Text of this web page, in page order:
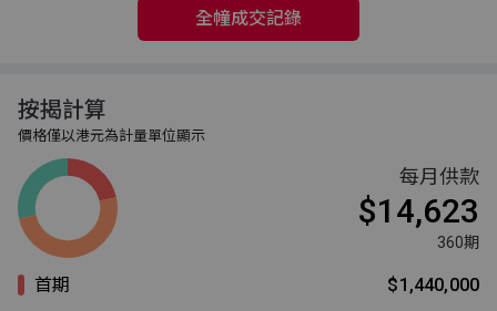
全幢成交記錄
按揭計算
價格僅以港元為計量單位顯示
每月供款
$14,623
360期
首期
$1,440,000